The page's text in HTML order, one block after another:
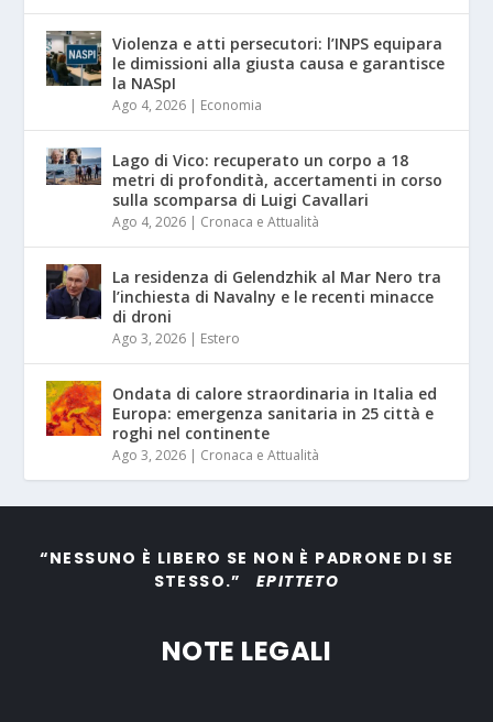
Violenza e atti persecutori: l’INPS equipara
le dimissioni alla giusta causa e garantisce
la NASpI
Ago 4, 2026 | Economia
Lago di Vico: recuperato un corpo a 18
metri di profondità, accertamenti in corso
sulla scomparsa di Luigi Cavallari
Ago 4, 2026 | Cronaca e Attualità
La residenza di Gelendzhik al Mar Nero tra
l’inchiesta di Navalny e le recenti minacce
di droni
Ago 3, 2026 | Estero
Ondata di calore straordinaria in Italia ed
Europa: emergenza sanitaria in 25 città e
roghi nel continente
Ago 3, 2026 | Cronaca e Attualità
“NESSUNO È LIBERO SE NON È PADRONE DI SE
STESSO.”EPITTETO
NOTE LEGALI